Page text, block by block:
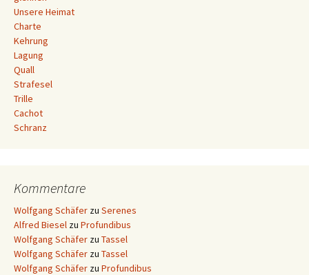
Unsere Heimat
Charte
Kehrung
Lagung
Quall
Strafesel
Trille
Cachot
Schranz
Kommentare
Wolfgang Schäfer zu Serenes
Alfred Biesel zu Profundibus
Wolfgang Schäfer zu Tassel
Wolfgang Schäfer zu Tassel
Wolfgang Schäfer zu Profundibus